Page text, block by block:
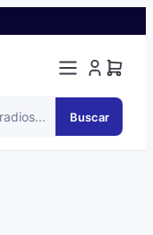
Buscar